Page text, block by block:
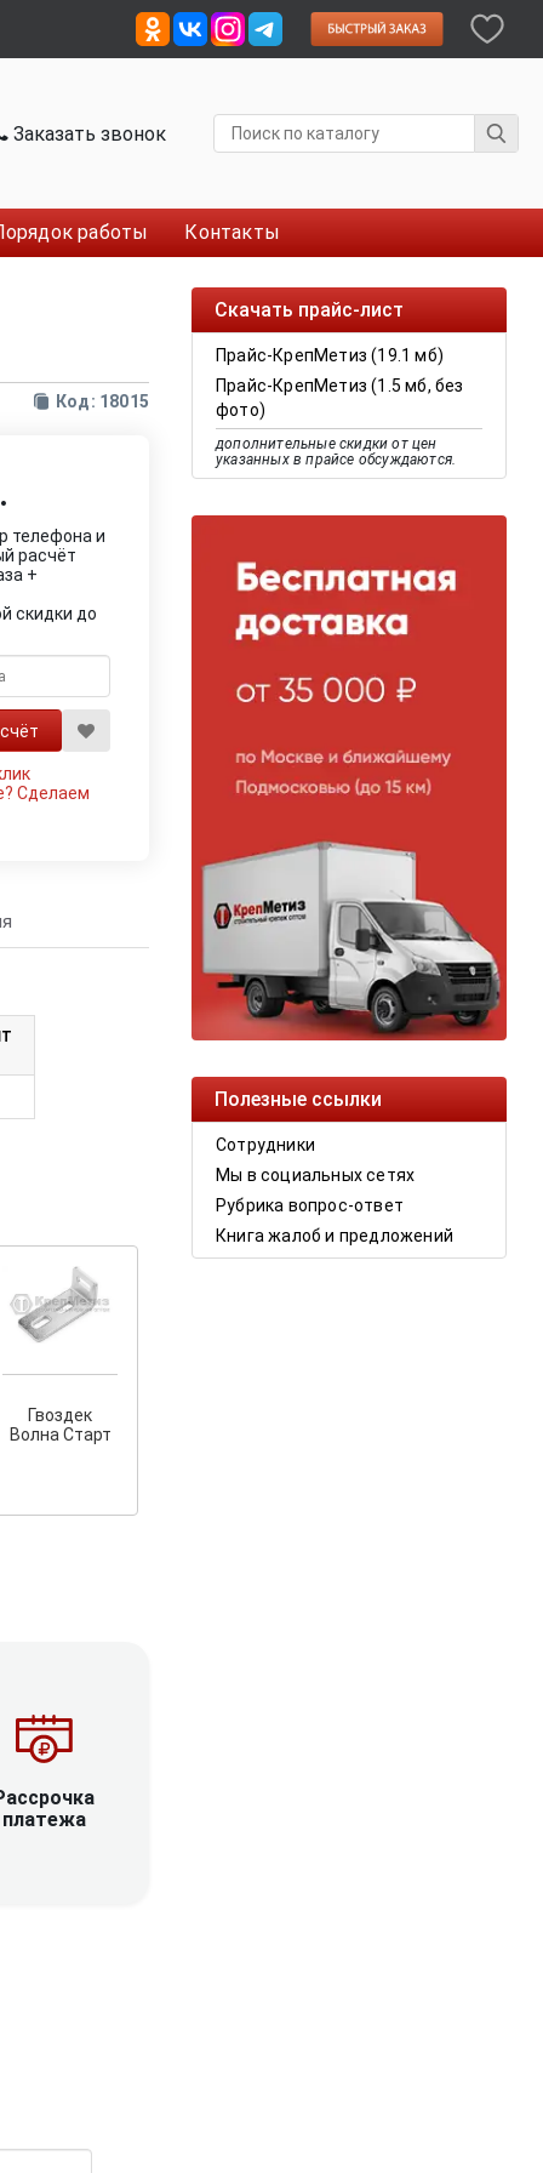
Заказать звонок
работы Контакты
Скачать прайс-лист
Прайс-КрепМетиз (19.1 мб)
Прайс-КрепМетиз (1.5 мб, без
фото)
дополнительные скидки от цен
указанных в прайсе обсуждаются.
Полезные ссылки
Сотрудники
Мы в социальных сетях
Рубрика вопрос-ответ
Книга жалоб и предложений
Код: 18015
телефона и
расчёт
+
скидки до
Сделаем
Гвоздек
Волна Старт
платежа